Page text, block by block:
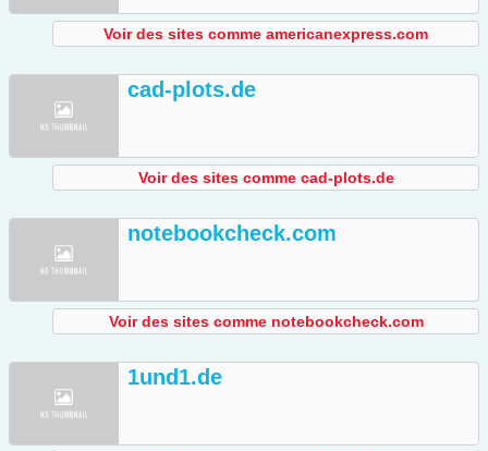
Voir des sites comme americanexpress.com
cad-plots.de
Voir des sites comme cad-plots.de
notebookcheck.com
Voir des sites comme notebookcheck.com
1und1.de